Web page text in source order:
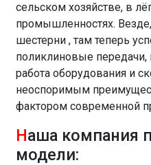
сельском хозяйстве, в
промышленностях.
шестерни , там теперь
поликлиновые
работа оборудования и
неоспоримым
фактором современной
Наша компания
модели: